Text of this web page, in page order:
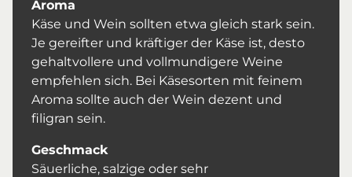
Aroma
Käse und Wein sollten etwa gleich stark sein.
Je gereifter und kräftiger der Käse ist, desto
gehaltvollere und vollmundigere Weine
empfehlen sich. Bei Käsesorten mit feinem
Aroma sollte auch der Wein dezent und
filigran sein.
Geschmack
Säuerliche, salzige oder sehr